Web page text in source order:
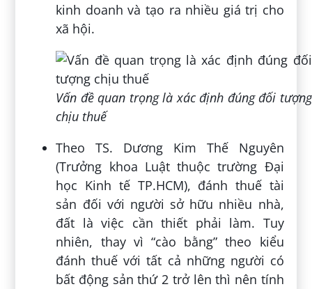
kinh doanh và tạo ra nhiều giá trị cho
xã hội.
Vấn đề quan trọng là xác định đúng đối tượng
chịu thuế
Theo TS. Dương Kim Thế Nguyên
(Trưởng khoa Luật thuộc trường Đại
học Kinh tế TP.HCM), đánh thuế tài
sản đối với người sở hữu nhiều nhà,
đất là việc cần thiết phải làm. Tuy
nhiên, thay vì “cào bằng” theo kiểu
đánh thuế với tất cả những người có
bất động sản thứ 2 trở lên thì nên tính